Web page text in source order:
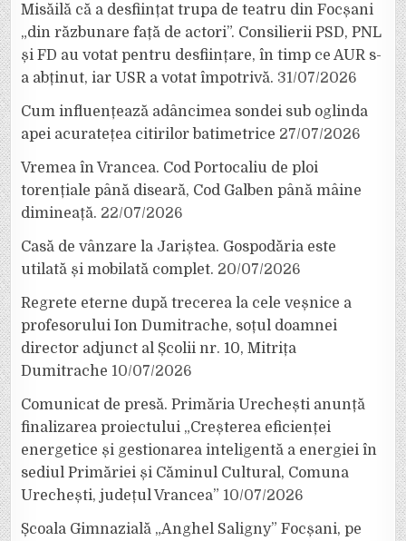
Misăilă că a desființat trupa de teatru din Focșani
„din răzbunare față de actori”. Consilierii PSD, PNL
și FD au votat pentru desființare, în timp ce AUR s-
a abținut, iar USR a votat împotrivă. 31/07/2026
Cum influențează adâncimea sondei sub oglinda
apei acuratețea citirilor batimetrice 27/07/2026
Vremea în Vrancea. Cod Portocaliu de ploi
torențiale până diseară, Cod Galben până mâine
dimineață. 22/07/2026
Casă de vânzare la Jariștea. Gospodăria este
utilată și mobilată complet. 20/07/2026
Regrete eterne după trecerea la cele veșnice a
profesorului Ion Dumitrache, soțul doamnei
director adjunct al Școlii nr. 10, Mitrița
Dumitrache 10/07/2026
Comunicat de presă. Primăria Urechești anunță
finalizarea proiectului „Creșterea eficienței
energetice și gestionarea inteligentă a energiei în
sediul Primăriei și Căminul Cultural, Comuna
Urechești, județul Vrancea” 10/07/2026
Școala Gimnazială „Anghel Saligny” Focșani, pe